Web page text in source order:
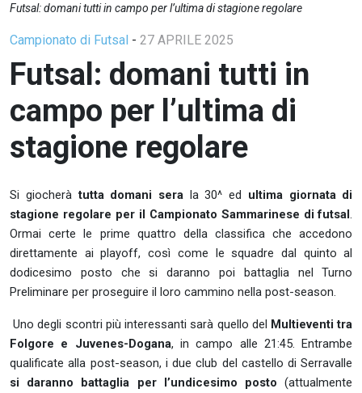
Futsal: domani tutti in campo per l’ultima di stagione regolare
Campionato di Futsal - 27 APRILE 2025
Futsal: domani tutti in
campo per l’ultima di
stagione regolare
Si giocheràtutta domani sera la 30^ ed ultima giornata di
stagione regolare per il Campionato Sammarinese di futsal
Ormai certe le prime quattro della classifica che accedono
direttamente ai playoff, così come le squadre dal quinto al
dodicesimo posto che si daranno poi battaglia nel Turno
Preliminare per proseguire il loro cammino nella post-season.
Uno degli scontri più interessanti sarà quello del Multieventi tra
Folgore e Juvenes-Dogana, in campo alle 21:45. Entrambe
qualificate alla post-season, i due club del castello di Serravalle
si daranno battaglia per l’undicesimo posto (attualmente